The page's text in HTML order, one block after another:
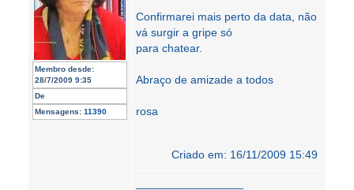
Membro desde:
28/7/2009 9:35
De
Mensagens: 11390
Confirmarei mais perto da data, não
vá surgir a gripe só
para chatear.
Abraço de amizade a todos
rosa
Criado em: 16/11/2009 15:49